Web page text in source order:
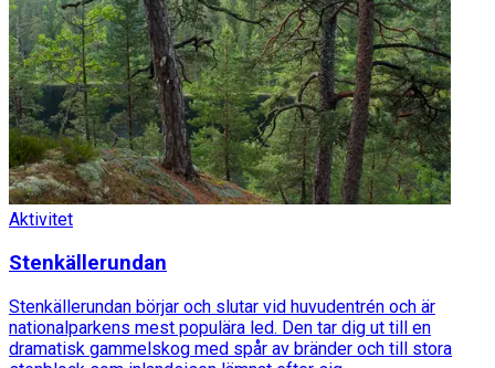
Aktivitet
Stenkällerundan
Stenkällerundan börjar och slutar vid huvudentrén och är
nationalparkens mest populära led. Den tar dig ut till en
dramatisk gammelskog med spår av bränder och till stora